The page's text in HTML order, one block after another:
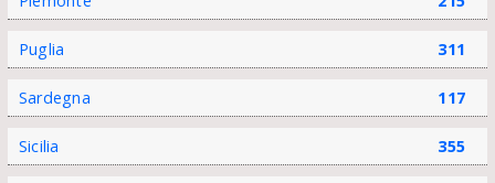
Puglia 311
Sardegna 117
Sicilia 355